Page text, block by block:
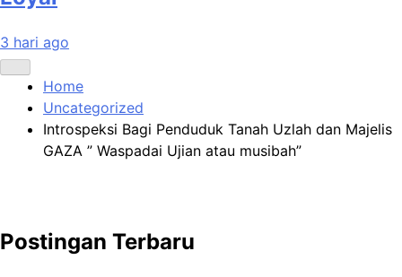
3 hari ago
Home
Uncategorized
Introspeksi Bagi Penduduk Tanah Uzlah dan Majelis
GAZA ” Waspadai Ujian atau musibah”
Postingan Terbaru